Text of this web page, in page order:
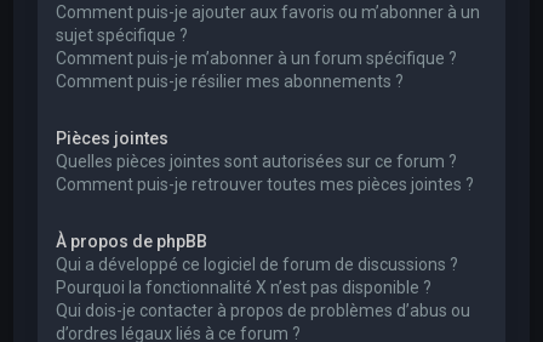
Comment puis-je ajouter aux favoris ou m’abonner à un
sujet spécifique ?
Comment puis-je m’abonner à un forum spécifique ?
Comment puis-je résilier mes abonnements ?
Pièces jointes
Quelles pièces jointes sont autorisées sur ce forum ?
Comment puis-je retrouver toutes mes pièces jointes ?
À propos de phpBB
Qui a développé ce logiciel de forum de discussions ?
Pourquoi la fonctionnalité X n’est pas disponible ?
Qui dois-je contacter à propos de problèmes d’abus ou
d’ordres légaux liés à ce forum ?